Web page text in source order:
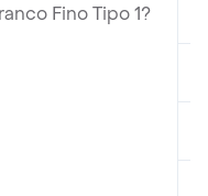
Fino Tipo 1?